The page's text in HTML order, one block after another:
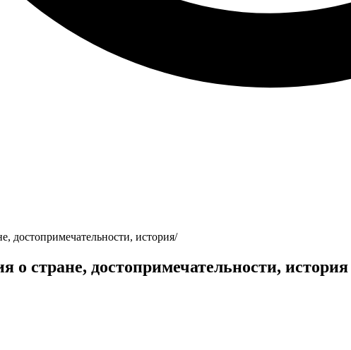
достопримечательности, история
стране, достопримечательности, история